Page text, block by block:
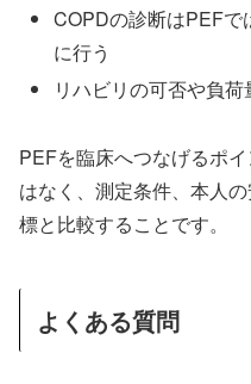
COPDの診断はPEFで
に行う
リハビリの可否や負
PEFを臨床へつなげるポ
はなく、測定条件、本人
標と比較することです。
よくある質問